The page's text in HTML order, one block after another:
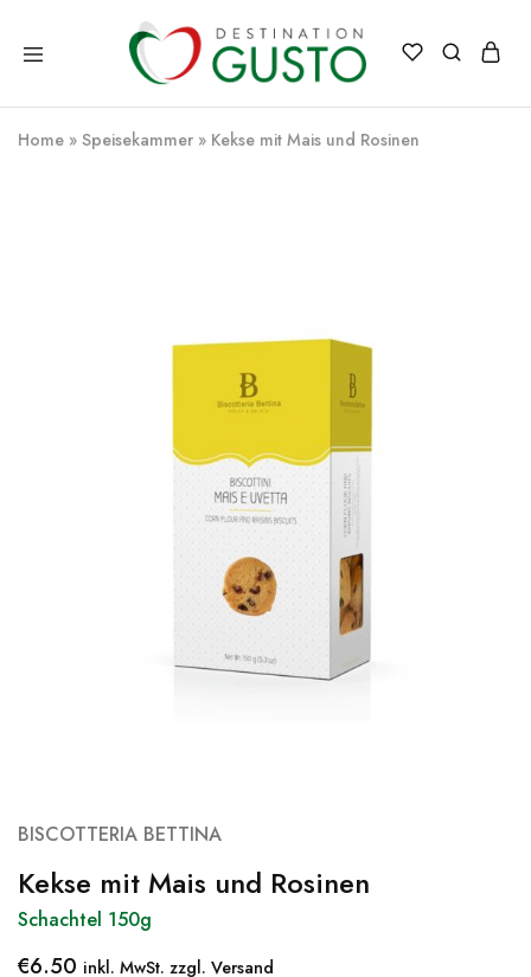
Destination
Gusto
Italienische
Exzellenz
–
100%
Home » Speisekammer » Kekse mit Mais und Rosinen
BISCOTTERIA BETTINA
Kekse mit Mais und Rosinen
Schachtel 150g
€6.50 inkl. MwSt. zzgl. Versand